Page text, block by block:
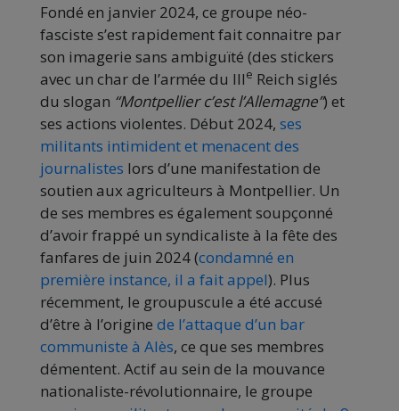
Fondé en janvier 2024, ce groupe néo-
fasciste s’est rapidement fait connaitre par
son imagerie sans ambiguïté (des stickers
avec un char de l’armée du IIIe Reich siglés
du slogan “Montpellier c’est l’Allemagne”) et
ses actions violentes. Début 2024, ses
militants intimident et menacent des
journalistes lors d’une manifestation de
soutien aux agriculteurs à Montpellier. Un
de ses membres es également soupçonné
d’avoir frappé un syndicaliste à la fête des
fanfares de juin 2024 (condamné en
première instance, il a fait appel). Plus
récemment, le groupuscule a été accusé
d’être à l’origine de l’attaque d’un bar
communiste à Alès, ce que ses membres
démentent. Actif au sein de la mouvance
nationaliste-révolutionnaire, le groupe